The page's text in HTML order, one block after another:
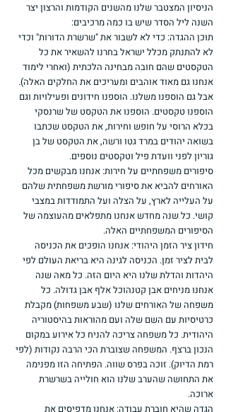
הניסיון המצטבר שלנו מהשנים הקודמות והרצון יצר
השנה ליל הסדר שיש בו כמה מרכיבים:
תוכן ההגדה: כדי לא לשבור את "שרשרת הדורות" וכדי
לא להתנתק מכלל ישראל בחרנו להשאיר את כל
הטקסטים שהם חובה מבחינה הלכתית (ואחרי לימוד
אנחנו גם מאוד אוהבים ומעריכים את החלקים האלה).
אבל גם הוספנו משלנו. הוספנו חידונים ופעילויות וגם
הוספנו טקסטים. הוספנו את הטקסט של שרנסקי
בכלא הרוסי על חופש וחירות, את הטקסט שכתבו
בשואה יהודים במרד גטו ורשה, את הטקסט של בן
גוריון לפני וועדת פיל וטקסטים נוספים.
סיפורים משפחתיים על חירות: אנחנו מבקשים מכל
האורחים להביא את סיפורי מורשת משפחתית שלהם
על העלייה לארץ, על הצלה ועל התמודדות במצבי
קושי. כל שנה מחדש אנחנו מתפלאים מהעוצמה של
הסיפורים המשפחתיים האלה.
חידון ציר הזמן היהודי: אנחנו הופכים את הכניסה
לבית לציר זמן. הכניסה לגינה היא בריאת העולם לפי
היהדות והדלת שלנו היא היום הזה. כל מאה שנה
אנחנו מניחים אבן קטנהוכל אלף אבן גדולה. כל
משפחה של האורחים שלנו (שבע משפחות) מקבלת
כרטיסיות עם השם שלה ועם מהוראות בהיסטוריה
היהודית. כל משפחה צריכה להניח כל אירוע במקום
הנכון ברצף. המשפחה שצוברת הכי הרבה נקודות (לפי
רמת הדיוק). זוכה בפרס שווה. הפתיחה הזו מפנימה
את התחושה שהערב שלנו הוא חולייה בשרשרת
ארוכה.
הגדה שהיא חוברת עבודה: אנחנו מדפיסים את